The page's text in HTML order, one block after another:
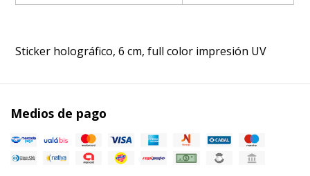
Sticker holográfico, 6 cm, full color impresión UV
Medios de pago